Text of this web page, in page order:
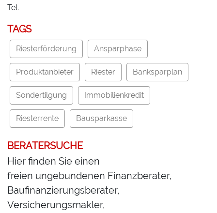
Tel.
TAGS
Riesterförderung Ansparphase
Produktanbieter Riester Banksparplan
Sondertilgung Immobilienkredit
Riesterrente Bausparkasse
BERATERSUCHE
Hier finden Sie einen
freien ungebundenen Finanzberater,
Baufinanzierungsberater,
Versicherungsmakler,